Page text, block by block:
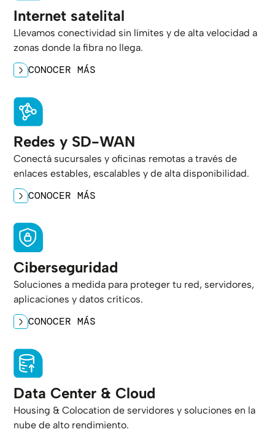
Internet satelital
Llevamos conectividad sin límites y de alta velocidad a
zonas donde la fibra no llega.
CONOCER MÁS
Redes y SD-WAN
Conectá sucursales y oficinas remotas a través de
enlaces estables, escalables y de alta disponibilidad.
CONOCER MÁS
Ciberseguridad
Soluciones a medida para proteger tu red, servidores,
aplicaciones y datos críticos.
CONOCER MÁS
Data Center & Cloud
Housing & Colocation de servidores y soluciones en la
nube de alto rendimiento.